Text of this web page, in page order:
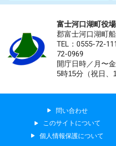
富士河口湖町役場
郡富士河口湖町
TEL：0555-72-
72-0969
開庁日時／月〜
5時15分（祝日、
問い合わせ
このサイトについて
個人情報保護について